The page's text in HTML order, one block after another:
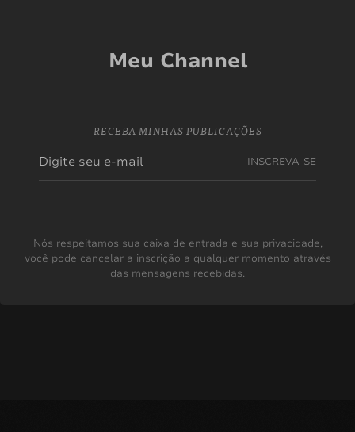
Meu Channel
RECEBA MINHAS PUBLICAÇÕES
INSCREVA-SE
Nós respeitamos sua caixa de entrada e sua privacidade,
você pode cancelar a inscrição a qualquer momento através
das mensagens recebidas.